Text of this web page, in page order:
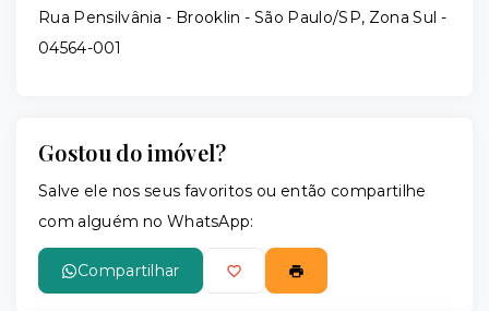
Rua Pensilvânia - Brooklin - São Paulo/SP, Zona Sul -
04564-001
Gostou do imóvel?
Salve ele nos seus favoritos ou então compartilhe
com alguém no WhatsApp:
Compartilhar